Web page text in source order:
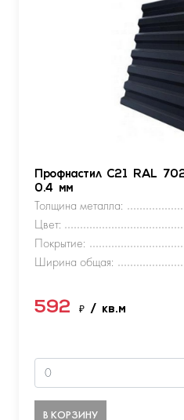
Профнастил С21 RAL
0.4 мм
Толщина металла:
Цвет:
Покрытие:
Ширина общая:
592 ₽ / кв.м
В КОРЗИНУ